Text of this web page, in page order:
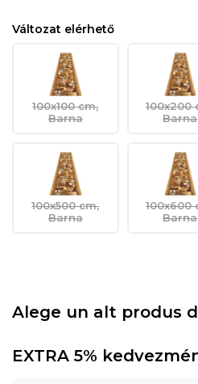
Változat elérhető
100x100 cm,
Barna
100x200
Barna
100x500 cm,
Barna
100x600
Barna
Alege un alt produs
EXTRA 5%